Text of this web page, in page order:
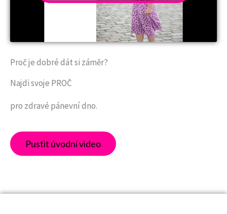
Proč je dobré dát si záměr?
Najdi svoje PROČ
pro zdravé pánevní dno.
Pustit úvodní video